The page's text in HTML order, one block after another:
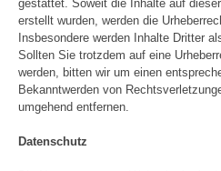
gestattet. Soweit die Inhalte auf
erstellt wurden, werden die
Insbesondere werden Inhalte Dritter
Sollten Sie trotzdem auf eine
werden, bitten wir um einen
Bekanntwerden von
umgehend entfernen.
Datenschutz